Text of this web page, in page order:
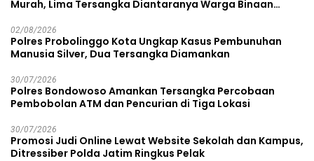
Murah, Lima Tersangka Diantaranya Warga Binaan
02/08/2026
Polres Probolinggo Kota Ungkap Kasus Pembunuhan
Manusia Silver, Dua Tersangka Diamankan
30/07/2026
Polres Bondowoso Amankan Tersangka Percobaan
Pembobolan ATM dan Pencurian di Tiga Lokasi
30/07/2026
Promosi Judi Online Lewat Website Sekolah dan Kampus,
Ditressiber Polda Jatim Ringkus Pelak